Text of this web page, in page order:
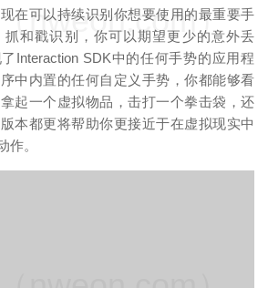
在可以持续识别你想要使用的最重要手
和戳识别，你可以期望更少的意外丢
Interaction SDK中的任何手势的应用程
中内置的任何自定义手势，你都能够看
起一个虚拟物品，击打一个拳击袋，还
本都更将帮助你更接近于在虚拟现实中
作。
nweon.com）